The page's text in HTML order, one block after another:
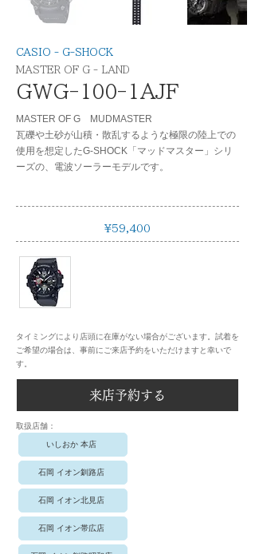
CASIO - G-SHOCK
MASTER OF G - LAND
GWG-100-1AJF
MASTER OF G MUDMASTER
瓦礫や土砂が山積・散乱するような極限の陸上での
使用を想定したG-SHOCK「マッドマスター」シリ
ーズの、電波ソーラーモデルです。
¥59,400
タイミングにより店頭に在庫がない場合がございます。試着を
ご希望の場合は、事前にご来店予約をいただけますと幸いで
す。
来店予約する
​取扱店舗：
いしおか 本店
石岡 イオン釧路店
石岡 イオン北見店
石岡 イオン帯広店